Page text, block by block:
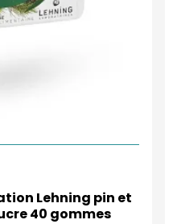
Lehning pin et
40 gommes